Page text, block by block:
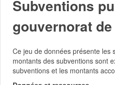
Subventions
gouvernorat
Ce jeu de données présente les
montants des subventions sont
subventions et les montants